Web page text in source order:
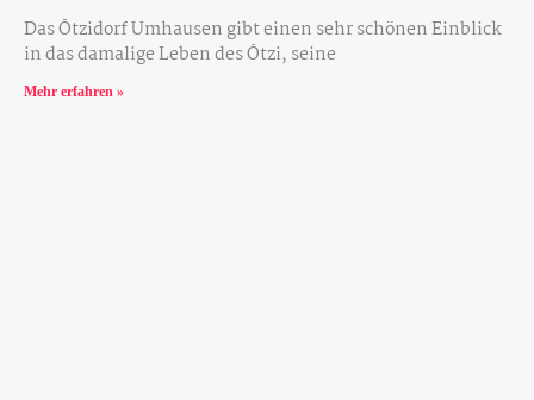
Das Ötzidorf Umhausen gibt einen sehr schönen Einblick
in das damalige Leben des Ötzi, seine
Mehr erfahren »